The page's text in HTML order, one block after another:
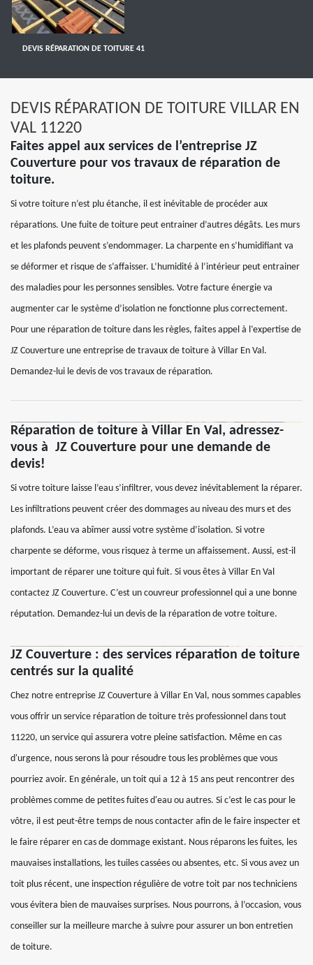
DEVIS RÉPARATION DE TOITURE 41
DEVIS RÉPARATION DE TOITURE VILLAR EN
VAL 11220
Faites appel aux services de l’entreprise JZ
Couverture pour vos travaux de réparation de
toiture.
Si votre toiture n’est plu étanche, il est inévitable de procéder aux
réparations. Une fuite de toiture peut entrainer d’autres dégâts. Les murs
et les plafonds peuvent s’endommager. La charpente en s’humidifiant va
se déformer et risque de s’affaisser. L’humidité à l’intérieur peut entrainer
des maladies pour les personnes sensibles. Votre facture énergie va
augmenter car le système d’isolation ne fonctionne plus correctement.
Pour une réparation de toiture dans les règles, faites appel à l’expertise de
JZ Couverture une entreprise de travaux de toiture à Villar En Val.
Demandez-lui le devis de vos travaux de réparation.
Réparation de toiture à Villar En Val, adressez-
vous à JZ Couverture pour une demande de
devis!
Si votre toiture laisse l’eau s’infiltrer, vous devez inévitablement la réparer.
Les infiltrations peuvent créer des dommages au niveau des murs et des
plafonds. L’eau va abîmer aussi votre système d’isolation. Si votre
charpente se déforme, vous risquez à terme un affaissement. Aussi, est-il
important de réparer une toiture qui fuit. Si vous êtes à Villar En Val
contactez JZ Couverture. C’est un couvreur professionnel qui a une bonne
réputation. Demandez-lui un devis de la réparation de votre toiture.
JZ Couverture : des services réparation de toiture
centrés sur la qualité
Chez notre entreprise JZ Couverture à Villar En Val, nous sommes capables
vous offrir un service réparation de toiture très professionnel dans tout
11220, un service qui assurera votre pleine satisfaction. Même en cas
d'urgence, nous serons là pour résoudre tous les problèmes que vous
pourriez avoir. En générale, un toit qui a 12 à 15 ans peut rencontrer des
problèmes comme de petites fuites d'eau ou autres. Si c’est le cas pour le
vôtre, il est peut-être temps de nous contacter afin de le faire inspecter et
le faire réparer en cas de dommage existant. Nous réparons les fuites, les
mauvaises installations, les tuiles cassées ou absentes, etc. Si vous avez un
toit plus récent, une inspection régulière de votre toit par nos techniciens
vous évitera bien de mauvaises surprises. Nous pourrons, à l’occasion, vous
conseiller sur la meilleure marche à suivre pour assurer un bon entretien
de toiture.